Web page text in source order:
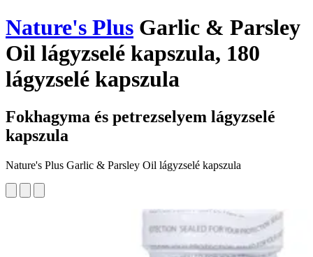
Nature's Plus Garlic & Parsley
Oil lágyzselé kapszula, 180
lágyzselé kapszula
Fokhagyma és petrezselyem lágyzselé
kapszula
Nature's Plus Garlic & Parsley Oil lágyzselé kapszula